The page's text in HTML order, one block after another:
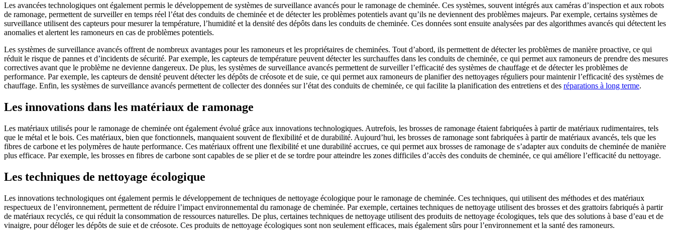
Les avancées technologiques ont également permis le développement de systèmes de surveillance avancés pour le ramonage de cheminée. Ces systèmes, souvent intégrés aux caméras d’inspection et aux robots
de ramonage, permettent de surveiller en temps réel l’état des conduits de cheminée et de détecter les problèmes potentiels avant qu’ils ne deviennent des problèmes majeurs. Par exemple, certains systèmes de
surveillance utilisent des capteurs pour mesurer la température, l’humidité et la densité des dépôts dans les conduits de cheminée. Ces données sont ensuite analysées par des algorithmes avancés qui détectent les
anomalies et alertent les ramoneurs en cas de problèmes potentiels.
Les systèmes de surveillance avancés offrent de nombreux avantages pour les ramoneurs et les propriétaires de cheminées. Tout d’abord, ils permettent de détecter les problèmes de manière proactive, ce qui
réduit le risque de pannes et d’incidents de sécurité. Par exemple, les capteurs de température peuvent détecter les surchauffes dans les conduits de cheminée, ce qui permet aux ramoneurs de prendre des mesures
correctives avant que le problème ne devienne dangereux. De plus, les systèmes de surveillance avancés permettent de surveiller l’efficacité des systèmes de chauffage et de détecter les problèmes de
performance. Par exemple, les capteurs de densité peuvent détecter les dépôts de créosote et de suie, ce qui permet aux ramoneurs de planifier des nettoyages réguliers pour maintenir l’efficacité des systèmes de
chauffage. Enfin, les systèmes de surveillance avancés permettent de collecter des données sur l’état des conduits de cheminée, ce qui facilite la planification des entretiens et des réparations à long terme.
Les innovations dans les matériaux de ramonage
Les matériaux utilisés pour le ramonage de cheminée ont également évolué grâce aux innovations technologiques. Autrefois, les brosses de ramonage étaient fabriquées à partir de matériaux rudimentaires, tels
que le métal et le bois. Ces matériaux, bien que fonctionnels, manquaient souvent de flexibilité et de durabilité. Aujourd’hui, les brosses de ramonage sont fabriquées à partir de matériaux avancés, tels que les
fibres de carbone et les polymères de haute performance. Ces matériaux offrent une flexibilité et une durabilité accrues, ce qui permet aux brosses de ramonage de s’adapter aux conduits de cheminée de manière
plus efficace. Par exemple, les brosses en fibres de carbone sont capables de se plier et de se tordre pour atteindre les zones difficiles d’accès des conduits de cheminée, ce qui améliore l’efficacité du nettoyage.
Les techniques de nettoyage écologique
Les innovations technologiques ont également permis le développement de techniques de nettoyage écologique pour le ramonage de cheminée. Ces techniques, qui utilisent des méthodes et des matériaux
respectueux de l’environnement, permettent de réduire l’impact environnemental du ramonage de cheminée. Par exemple, certaines techniques de nettoyage utilisent des brosses et des grattoirs fabriqués à partir
de matériaux recyclés, ce qui réduit la consommation de ressources naturelles. De plus, certaines techniques de nettoyage utilisent des produits de nettoyage écologiques, tels que des solutions à base d’eau et de
vinaigre, pour déloger les dépôts de suie et de créosote. Ces produits de nettoyage écologiques sont non seulement efficaces, mais également sûrs pour l’environnement et la santé des ramoneurs.